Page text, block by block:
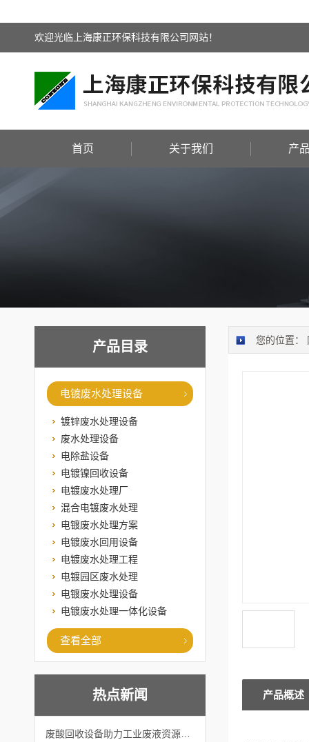
欢迎光临上海康正环保科技有限公司网站！
首页 关于我们 产
产品目录
电镀废水处理设备
镀锌废水处理设备
废水处理设备
电除盐设备
电镀镍回收设备
电镀废水处理厂
混合电镀废水处理
电镀废水处理方案
电镀废水回用设备
电镀废水处理工程
电镀园区废水处理
电镀废水处理设备
电镀废水处理一体化设备
查看全部
热点新闻
您的位置：
产品概述